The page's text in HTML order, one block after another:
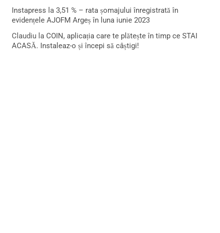
Instapress la 3,51 % – rata șomajului înregistrată în
evidențele AJOFM Argeș în luna iunie 2023
Claudiu la COIN, aplicația care te plătește în timp ce STAI
ACASĂ. Instaleaz-o și începi să câștigi!